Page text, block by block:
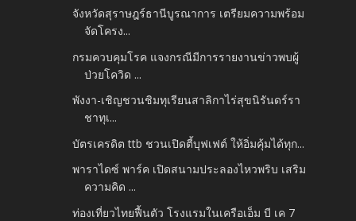
จังหวัดสุราษฎร์ธานีบูรณาการ เตรียมความพร้อม
จัดโครง...
กรมควบคุมโรค แจงกรณีมีการรายงานข่าวพบผู้
ป่วยโควิด ...
พังงา-เชิญชวนชิมทุเรียนสาลิกาไร่สุขนิรันดร์รา
ชาทุเ...
บัตรเครดิต ttb ชวนเปิดตี้บุฟเฟต์ ให้อิ่มคุ้มได้ทุก...
พาราไดซ์ พาร์ค เปิดสนามประลองไหวพริบ เสริม
ความคิด ...
ท่องเที่ยวไทยฟื้นตัว โรงแรมในเครือเอ็ม บี เค 7